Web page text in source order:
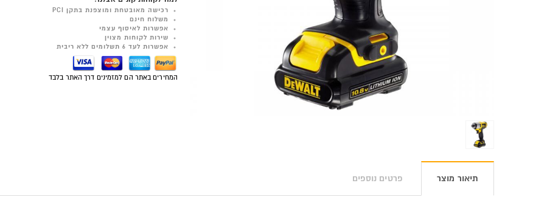
רכישה מאובטחת ומוצפנת בתקן PCI
משלוח חינם
אפשרות לאיסוף עצמי
שירות לקוחות מצוין
אפשרות לעד 6 תשלומים ללא ריבית
המחירים באתר הם למזמינים דרך האתר בלבד
תיאור מוצר פרטים נוספים